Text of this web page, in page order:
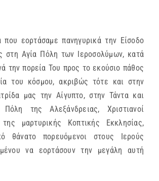
που εορτάσαμε πανηγυρικά την Είσοδο
στη Αγία Πόλη των Ιεροσολύμων, κατά
την πορεία Του προς το εκούσιο πάθος
του κόσμου, ακριβώς τότε και στην
μας την Αίγυπτο, στην Τάντα και
της Αλεξάνδρειας, Χριστιανοί
μαρτυρικής Κοπτικής Εκκλησίας,
θάνατο πορευόμενοι στους Ιερούς
να εορτάσουν την μεγάλη αυτή